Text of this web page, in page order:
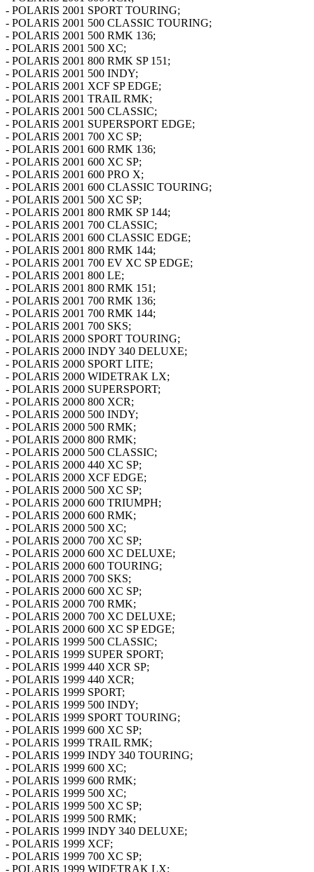
- POLARIS 2001 SPORT TOURING;
- POLARIS 2001 500 CLASSIC TOURING;
- POLARIS 2001 500 RMK 136;
- POLARIS 2001 500 XC;
- POLARIS 2001 800 RMK SP 151;
- POLARIS 2001 500 INDY;
- POLARIS 2001 XCF SP EDGE;
- POLARIS 2001 TRAIL RMK;
- POLARIS 2001 500 CLASSIC;
- POLARIS 2001 SUPERSPORT EDGE;
- POLARIS 2001 700 XC SP;
- POLARIS 2001 600 RMK 136;
- POLARIS 2001 600 XC SP;
- POLARIS 2001 600 PRO X;
- POLARIS 2001 600 CLASSIC TOURING;
- POLARIS 2001 500 XC SP;
- POLARIS 2001 800 RMK SP 144;
- POLARIS 2001 700 CLASSIC;
- POLARIS 2001 600 CLASSIC EDGE;
- POLARIS 2001 800 RMK 144;
- POLARIS 2001 700 EV XC SP EDGE;
- POLARIS 2001 800 LE;
- POLARIS 2001 800 RMK 151;
- POLARIS 2001 700 RMK 136;
- POLARIS 2001 700 RMK 144;
- POLARIS 2001 700 SKS;
- POLARIS 2000 SPORT TOURING;
- POLARIS 2000 INDY 340 DELUXE;
- POLARIS 2000 SPORT LITE;
- POLARIS 2000 WIDETRAK LX;
- POLARIS 2000 SUPERSPORT;
- POLARIS 2000 800 XCR;
- POLARIS 2000 500 INDY;
- POLARIS 2000 500 RMK;
- POLARIS 2000 800 RMK;
- POLARIS 2000 500 CLASSIC;
- POLARIS 2000 440 XC SP;
- POLARIS 2000 XCF EDGE;
- POLARIS 2000 500 XC SP;
- POLARIS 2000 600 TRIUMPH;
- POLARIS 2000 600 RMK;
- POLARIS 2000 500 XC;
- POLARIS 2000 700 XC SP;
- POLARIS 2000 600 XC DELUXE;
- POLARIS 2000 600 TOURING;
- POLARIS 2000 700 SKS;
- POLARIS 2000 600 XC SP;
- POLARIS 2000 700 RMK;
- POLARIS 2000 700 XC DELUXE;
- POLARIS 2000 600 XC SP EDGE;
- POLARIS 1999 500 CLASSIC;
- POLARIS 1999 SUPER SPORT;
- POLARIS 1999 440 XCR SP;
- POLARIS 1999 440 XCR;
- POLARIS 1999 SPORT;
- POLARIS 1999 500 INDY;
- POLARIS 1999 SPORT TOURING;
- POLARIS 1999 600 XC SP;
- POLARIS 1999 TRAIL RMK;
- POLARIS 1999 INDY 340 TOURING;
- POLARIS 1999 600 XC;
- POLARIS 1999 600 RMK;
- POLARIS 1999 500 XC;
- POLARIS 1999 500 XC SP;
- POLARIS 1999 500 RMK;
- POLARIS 1999 INDY 340 DELUXE;
- POLARIS 1999 XCF;
- POLARIS 1999 700 XC SP;
- POLARIS 1999 WIDETRAK LX;